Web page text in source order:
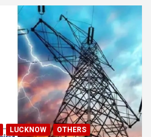
LUCKNOW
OTHERS